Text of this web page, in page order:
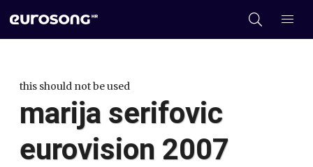
this should not be used
marija serifovic
eurovision 2007